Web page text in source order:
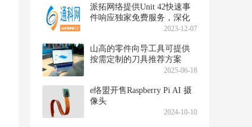
派拓网络提供Unit 42快速事
件响应独家免费服务，深化
对2000强客户的承诺2023-12-07
山高的零件向导工具可提供
按需定制的刀具推荐方案
2025-06-18
e络盟开售Raspberry Pi AI 摄
像头
2024-10-10